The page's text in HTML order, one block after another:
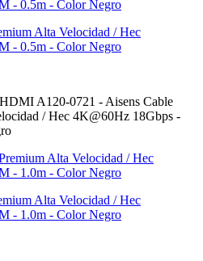
Alta Velocidad / Hec
- 0.5m - Color Negro
A120-0721 - Aisens Cable
/ Hec 4K@60Hz 18Gbps -
Alta Velocidad / Hec
- 1.0m - Color Negro